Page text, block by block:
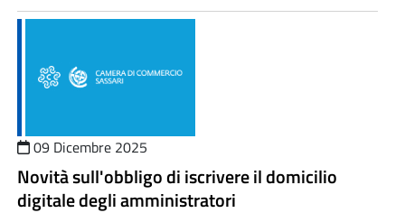
09 Dicembre 2025
Novità sull'obbligo di iscrivere il domicilio
digitale degli amministratori